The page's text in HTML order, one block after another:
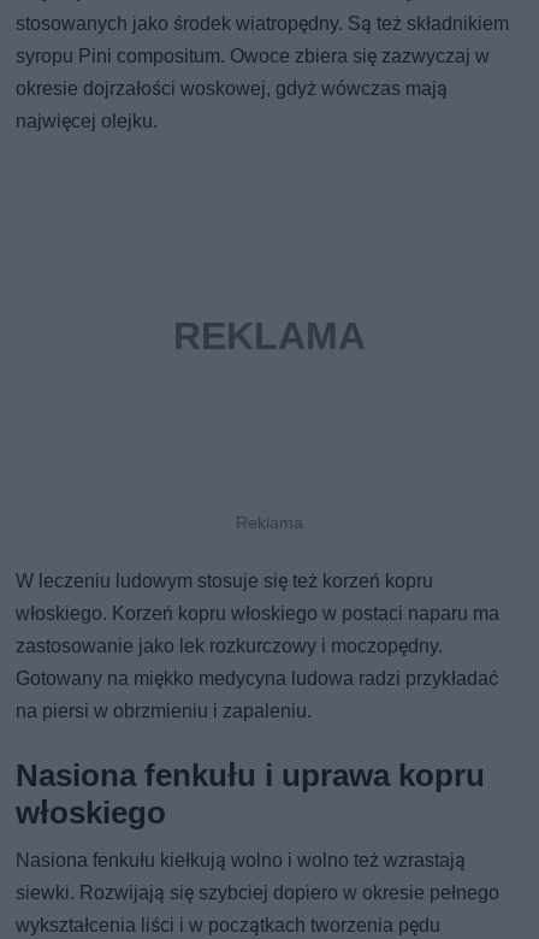
stosowanych jako środek wiatropędny. Są też składnikiem
syropu Pini compositum. Owoce zbiera się zazwyczaj w
okresie dojrzałości woskowej, gdyż wówczas mają
najwięcej olejku.
W leczeniu ludowym stosuje się też korzeń kopru
włoskiego. Korzeń kopru włoskiego w postaci naparu ma
zastosowanie jako lek rozkurczowy i moczopędny.
Gotowany na miękko medycyna ludowa radzi przykładać
na piersi w obrzmieniu i zapaleniu.
Nasiona fenkułu i uprawa kopru
włoskiego
Nasiona fenkułu kiełkują wolno i wolno też wzrastają
siewki. Rozwijają się szybciej dopiero w okresie pełnego
wykształcenia liści i w początkach tworzenia pędu